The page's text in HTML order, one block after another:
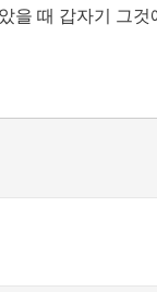
을 때 갑자기 그